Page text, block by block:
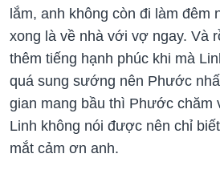
lắm, anh không còn đi làm đêm
xong là về nhà với vợ ngay. Và
thêm tiếng hạnh phúc khi mà
quá sung sướng nên Phước
gian mang bầu thì Phước chăm
Linh không nói được nên chỉ
mắt cảm ơn anh.